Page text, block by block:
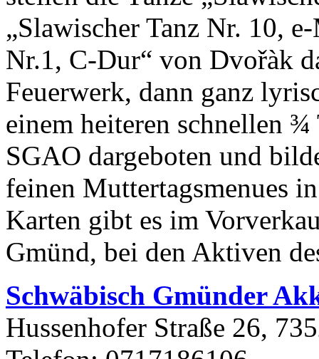
„Slawischer Tanz Nr. 10,
Nr.1, C-​Dur“ von Dvořàk
Feuerwerk, dann ganz
einem heiteren schnellen ¾
SGAO dargeboten und
feinen Muttertagsmenues
Karten gibt es im
Gmünd, bei den Aktiven
Schwäbisch Gmünder
Hussenhofer Straße 26,